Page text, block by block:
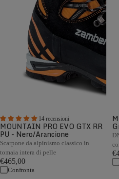
14 recensioni
MOUNTAIN PRO EVO GTX RR
PU - Nero/Arancione
Scarpone da alpinismo classico in
tomaia intera di pelle
€465,00
Confronta